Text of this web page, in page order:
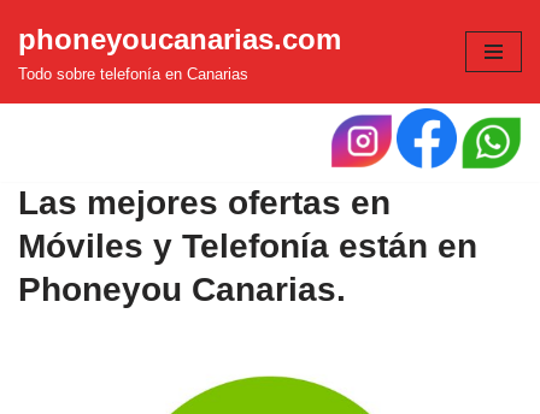
Saltar
phoneyoucanarias.com
Todo sobre telefonía en Canarias
Las mejores ofertas en
Móviles y Telefonía están en
Phoneyou Canarias.